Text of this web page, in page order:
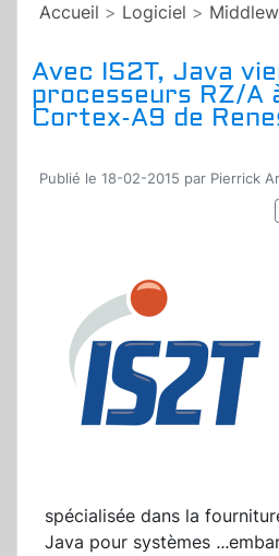
Accueil > Logiciel >
Avec IS2T, Java
processeurs RZ/A
Cortex-A9 de
Publié le 18-02-2015 par Pierrick
spécialisée dans la
Java pour systèmes ...